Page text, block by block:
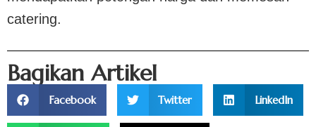
catering.
Bagikan Artikel
Facebook Twitter LinkedIn